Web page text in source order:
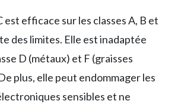
est efficace sur les classes A, B et
des limites. Elle est inadaptée
D (métaux) et F (graisses
plus, elle peut endommager les
sensibles et ne